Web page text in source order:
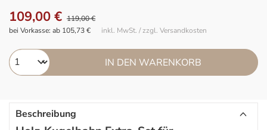
109,00 € 119,00 €
inkl. MwSt. / zzgl. Versandkosten
bei Vorkasse: ab 105,73 €
IN DEN WARENKORB
Beschreibung